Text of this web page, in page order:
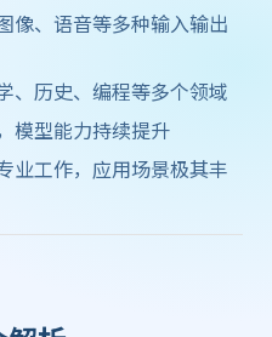
像、语音等多种输入输出
、历史、编程等多个领域
模型能力持续提升
业工作，应用场景极其丰